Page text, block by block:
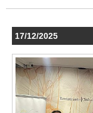
17/12/2025